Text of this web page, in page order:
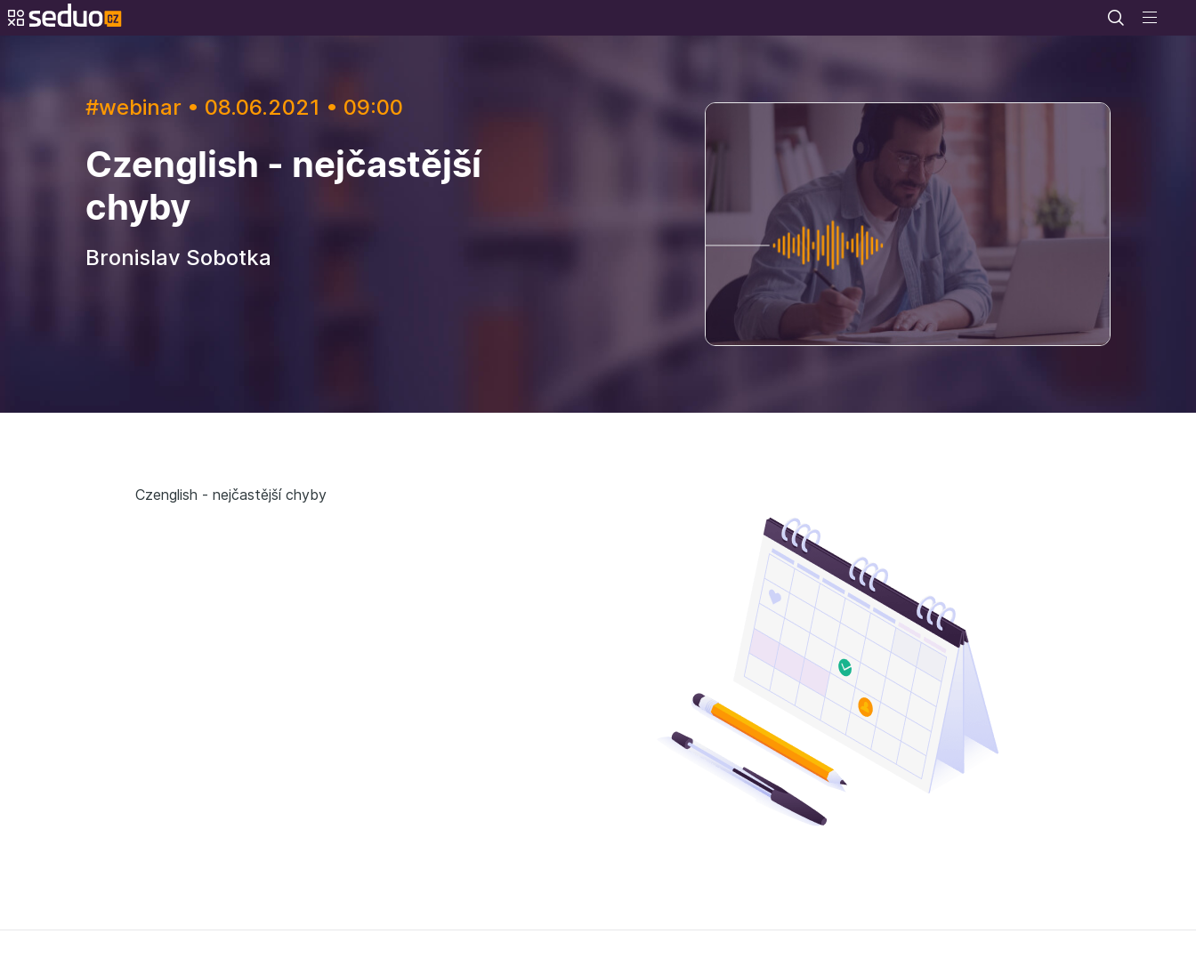
#webinar • 08.06.2021 • 09:00
Czenglish - nejčastější
chyby
Bronislav Sobotka
Czenglish - nejčastější chyby